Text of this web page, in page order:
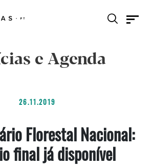
e Agenda
26.11.2019
Florestal Nacional:
final já disponível